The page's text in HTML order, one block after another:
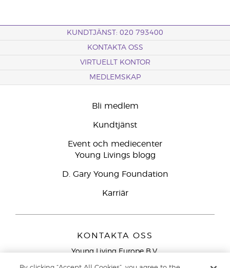
KUNDTJÄNST: 020 793400
KONTAKTA OSS
VIRTUELLT KONTOR
MEDLEMSKAP
Bli medlem
Kundtjänst
Event och mediecenter
Young Livings blogg
D. Gary Young Foundation
Karriär
KONTAKTA OSS
Young Living Europe B.V.